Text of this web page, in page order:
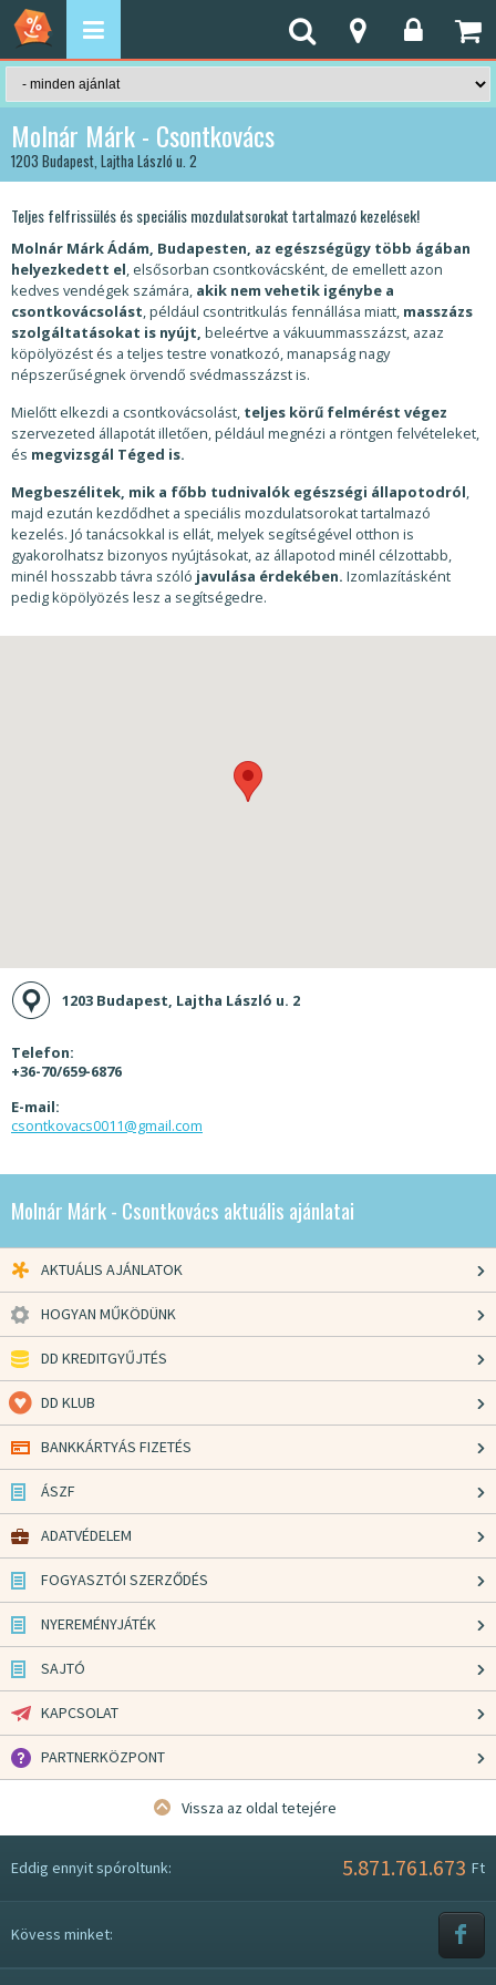
Molnár Márk - Csontkovács
1203 Budapest, Lajtha László u. 2
Teljes felfrissülés és speciális mozdulatsorokat tartalmazó kezelések!
Molnár Márk Ádám, Budapesten, az egészségügy több ágában
helyezkedett el, elsősorban csontkovácsként, de emellett azon
kedves vendégek számára, akik nem vehetik igénybe a
csontkovácsolást, például csontritkulás fennállása miatt, masszázs
szolgáltatásokat is nyújt, beleértve a vákuummasszázst, azaz
köpölyözést és a teljes testre vonatkozó, manapság nagy
népszerűségnek örvendő svédmasszázst is.
Mielőtt elkezdi a csontkovácsolást, teljes körű felmérést végez
szervezeted állapotát illetően, például megnézi a röntgen felvételeket,
és megvizsgál Téged is.
Megbeszélitek, mik a főbb tudnivalók egészségi állapotodról,
majd ezután kezdődhet a speciális mozdulatsorokat tartalmazó
kezelés. Jó tanácsokkal is ellát, melyek segítségével otthon is
gyakorolhatsz bizonyos nyújtásokat, az állapotod minél célzottabb,
minél hosszabb távra szóló javulása érdekében. Izomlazításként
pedig köpölyözés lesz a segítségedre.
1203 Budapest, Lajtha László u. 2
Telefon:
+36-70/659-6876
E-mail:
csontkovacs0011@gmail.com
Molnár Márk - Csontkovács aktuális ajánlatai
AKTUÁLIS AJÁNLATOK
HOGYAN MŰKÖDÜNK
DD KREDITGYŰJTÉS
DD KLUB
BANKKÁRTYÁS FIZETÉS
ÁSZF
ADATVÉDELEM
FOGYASZTÓI SZERZŐDÉS
NYEREMÉNYJÁTÉK
SAJTÓ
KAPCSOLAT
PARTNERKÖZPONT
Vissza az oldal tetejére
Eddig ennyit spóroltunk: 5.871.761.673 Ft
Kövess minket: